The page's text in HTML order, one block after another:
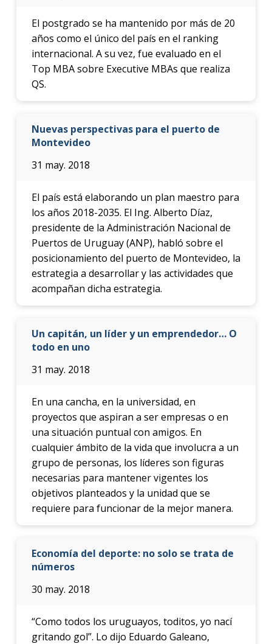
El postgrado se ha mantenido por más de 20
años como el único del país en el ranking
internacional. A su vez, fue evaluado en el
Top MBA sobre Executive MBAs que realiza
QS.
Nuevas perspectivas para el puerto de
Montevideo
31 may. 2018
El país está elaborando un plan maestro para
los años 2018-2035. El Ing. Alberto Díaz,
presidente de la Administración Nacional de
Puertos de Uruguay (ANP), habló sobre el
posicionamiento del puerto de Montevideo, la
estrategia a desarrollar y las actividades que
acompañan dicha estrategia.
Un capitán, un líder y un emprendedor… O
todo en uno
31 may. 2018
En una cancha, en la universidad, en
proyectos que aspiran a ser empresas o en
una situación puntual con amigos. En
cualquier ámbito de la vida que involucra a un
grupo de personas, los líderes son figuras
necesarias para mantener vigentes los
objetivos planteados y la unidad que se
requiere para funcionar de la mejor manera.
Economía del deporte: no solo se trata de
números
30 may. 2018
“Como todos los uruguayos, toditos, yo nací
gritando gol”. Lo dijo Eduardo Galeano,